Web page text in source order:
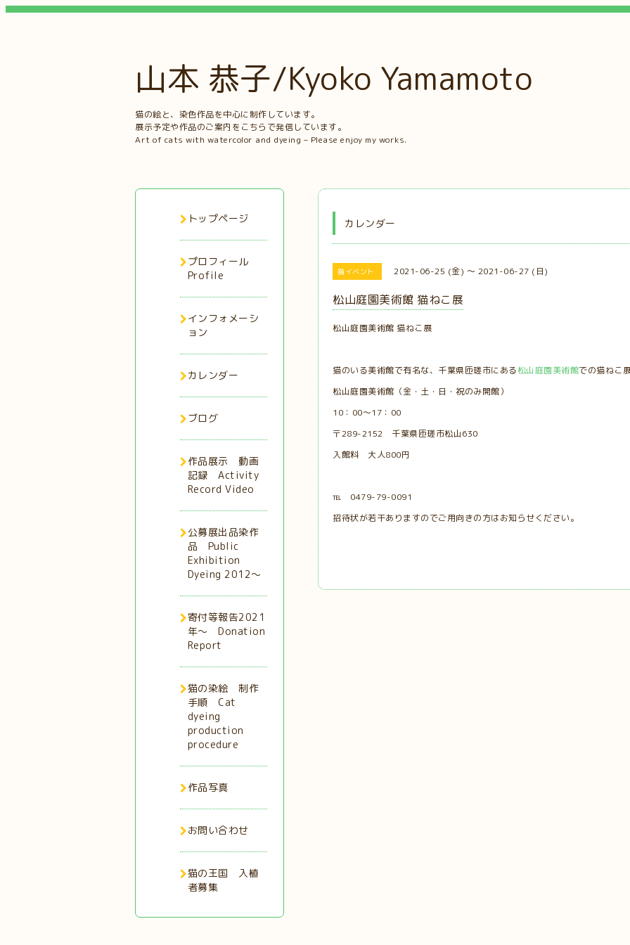
山本 恭子/Kyoko Yamamoto
猫の絵と、染色作品を中心に制作しています。
展示予定や作品のご案内をこちらで発信しています。
Art of cats with watercolor and dyeing – Please enjoy my works.
カレンダー
猫イベント 2021-06-25 (金) ～ 2021-06-27 (日)
松山庭園美術館 猫ねこ展
松山庭園美術館 猫ねこ展
猫のいる美術館で有名な、千葉県匝瑳市にある松山庭園美術館での猫ねこ
松山庭園美術館（金・土・日・祝のみ開館）
10：00～17：00
〒289-2152 千葉県匝瑳市松山630
入館料 大人800円
℡ 0479-79-0091
招待状が若干ありますのでご用向きの方はお知らせください。
トップページ
プロフィール
Profile
インフォメーシ
ョン
カレンダー
ブログ
作品展示 動画
記録 Activity
Record Video
公募展出品染作
品 Public
Exhibition
Dyeing 2012～
寄付等報告2021
年〜 Donation
Report
猫の染絵 制作
手順 Cat
dyeing
production
procedure
作品写真
お問い合わせ
猫の王国 入植
者募集